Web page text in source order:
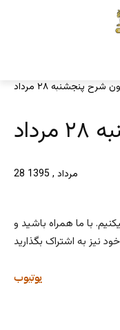
شرح پنجشنبه ۲۸ مرداد
28 مرداد , 1395
با ما همراه باشید و
یوتیوب